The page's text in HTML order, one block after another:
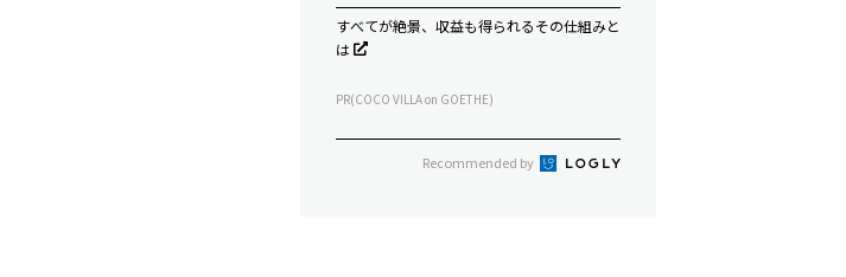
すべてが絶景、収益も得られるその仕組みと
は
PR(COCO VILLA on GOETHE)
Recommended by